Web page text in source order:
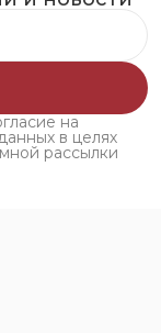
на
в целях
рассылки